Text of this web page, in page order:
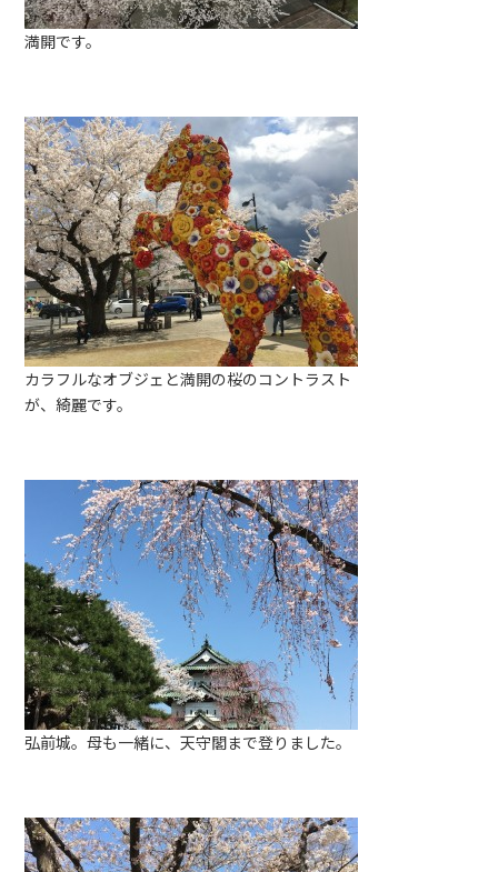
満開です。
カラフルなオブジェと満開の桜のコントラスト
が、綺麗です。
弘前城。母も一緒に、天守閣まで登りました。